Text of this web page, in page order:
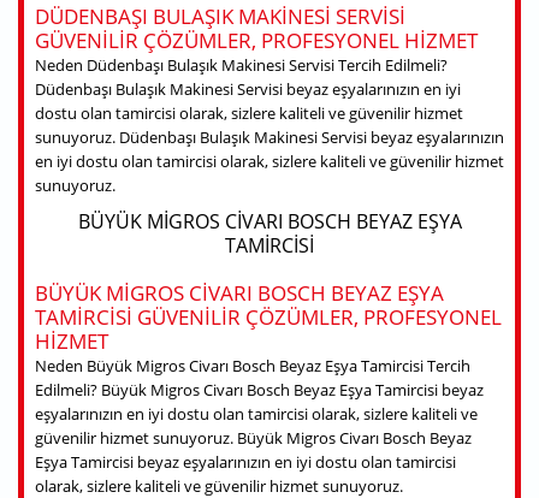
DÜDENBAŞI BULAŞIK MAKINESI SERVISI
GÜVENILIR ÇÖZÜMLER, PROFESYONEL HIZMET
Neden Düdenbaşı Bulaşık Makinesi Servisi Tercih Edilmeli?
Düdenbaşı Bulaşık Makinesi Servisi beyaz eşyalarınızın en iyi
dostu olan tamircisi olarak, sizlere kaliteli ve güvenilir hizmet
sunuyoruz. Düdenbaşı Bulaşık Makinesi Servisi beyaz eşyalarınızın
en iyi dostu olan tamircisi olarak, sizlere kaliteli ve güvenilir hizmet
sunuyoruz.
BÜYÜK MIGROS CIVARI BOSCH BEYAZ EŞYA
TAMIRCISI
BÜYÜK MIGROS CIVARI BOSCH BEYAZ EŞYA
TAMIRCISI GÜVENILIR ÇÖZÜMLER, PROFESYONEL
HIZMET
Neden Büyük Migros Civarı Bosch Beyaz Eşya Tamircisi Tercih
Edilmeli? Büyük Migros Civarı Bosch Beyaz Eşya Tamircisi beyaz
eşyalarınızın en iyi dostu olan tamircisi olarak, sizlere kaliteli ve
güvenilir hizmet sunuyoruz. Büyük Migros Civarı Bosch Beyaz
Eşya Tamircisi beyaz eşyalarınızın en iyi dostu olan tamircisi
olarak, sizlere kaliteli ve güvenilir hizmet sunuyoruz.